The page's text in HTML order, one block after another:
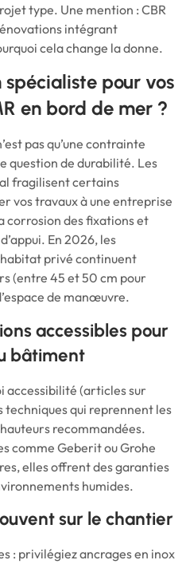
type. Une mention : CBR
intégrant
cela change la donne.
pour vos
en bord de mer ?
pas qu’une contrainte
question de durabilité. Les
fragilisent certains
vos travaux à une entreprise
corrosion des fixations et
En 2026, les
privé continuent
(entre 45 et 50 cm pour
de manœuvre.
accessibles pour
bâtiment
accessibilité (articles sur
techniques qui reprennent les
recommandées.
comme Geberit ou Grohe
elles offrent des garanties
humides.
sur le chantier
: privilégiez ancrages en inox